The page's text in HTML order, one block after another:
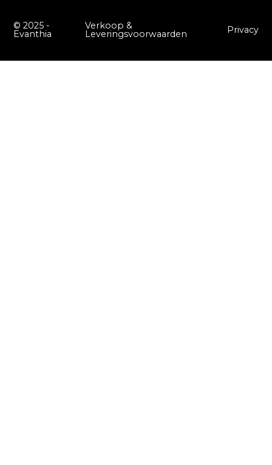
© 2025 -
Evanthia
Verkoop &
Leveringsvoorwaarden Privacy